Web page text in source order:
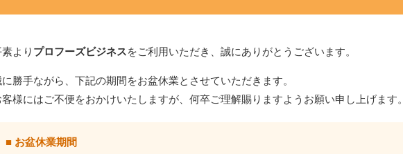
ス 6号 100枚入
イト ♯860 50枚入
イト ♯750 50枚入
イト ♯640 50枚入
より プロフーズビジネスをご利用いただき、誠にありがとうございます。
勝手ながら、下記の期間をお盆休業とさせていただきます。
客様にはご不便をおかけいたしますが、何卒ご理解賜りますようお願い申し上げます。
■ お盆休業期間